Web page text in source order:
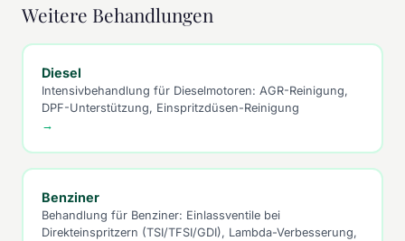
Weitere Behandlungen
Diesel
Intensivbehandlung für Dieselmotoren: AGR-Reinigung,
DPF-Unterstützung, Einspritzdüsen-Reinigung
→
Benziner
Behandlung für Benziner: Einlassventile bei
Direkteinspritzern (TSI/TFSI/GDI), Lambda-Verbesserung,